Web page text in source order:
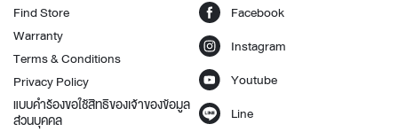
Find Store
Warranty
Terms & Conditions
Privacy Policy
แบบคำร้องขอใช้สิทธิของเจ้าของข้อมูล
ส่วนบุคคล
Facebook
Instagram
Youtube
Line